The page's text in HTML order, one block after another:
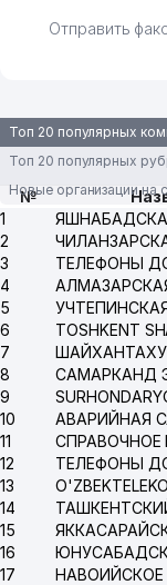
Отправить
Топ 20 популярных
Топ 20 популярных
Новые организации на
№
1
2
3
4
5
6
7
8
9
10
11
12
13
14
15
16
17